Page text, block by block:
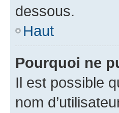
dessous.
Haut
Pourquoi ne
Il est possible
nom